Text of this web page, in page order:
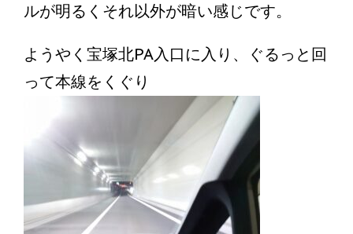
ルが明るくそれ以外が暗い感じです。
ようやく宝塚北PA入口に入り、ぐるっと回
って本線をくぐり